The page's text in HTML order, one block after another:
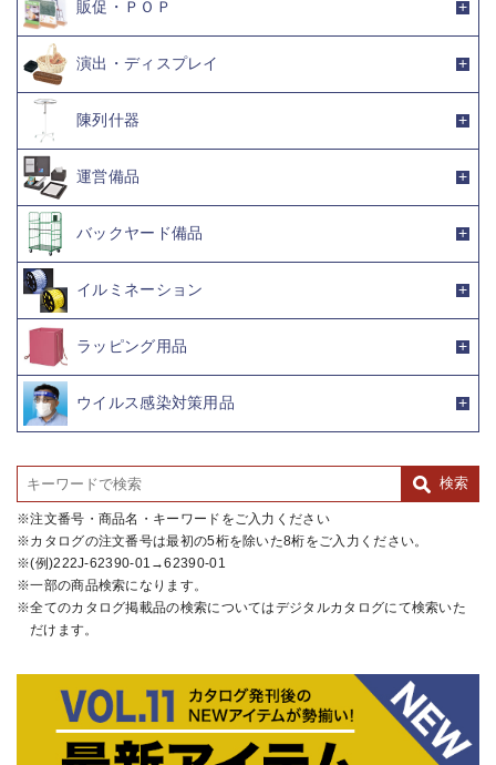
販促・ＰＯＰ
演出・ディスプレイ
陳列什器
運営備品
バックヤード備品
イルミネーション
ラッピング用品
ウイルス感染対策用品
注文番号・商品名・キーワードをご入力ください
カタログの注文番号は最初の5桁を除いた8桁をご入力ください。
(例)222J-62390-01→62390-01
一部の商品検索になります。
全てのカタログ掲載品の検索についてはデジタルカタログにて検索いた
だけます。